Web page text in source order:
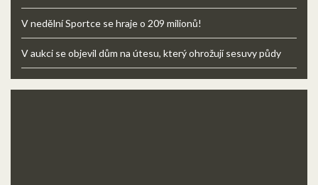
V nedělní Sportce se hraje o 209 milionů!
V aukci se objevil dům na útesu, který ohrožují sesuvy půdy